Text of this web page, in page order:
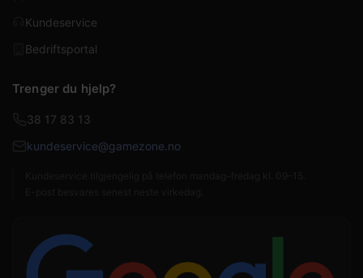
Kundeservice
Bedriftsportal
Trenger du hjelp?
38 17 83 13
kundeservice@gamezone.no